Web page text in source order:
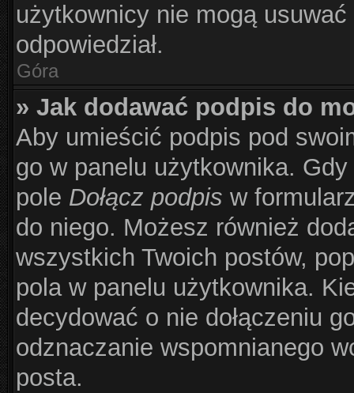
użytkownicy nie mogą
odpowiedział.
Góra
» Jak dodawać podpis do
Aby umieścić podpis pod
go w panelu użytkownika.
pole Dołącz podpis w
do niego. Możesz również
wszystkich Twoich postów,
pola w panelu użytkownika.
decydować o nie dołączeniu
odznaczanie wspomnianego
posta.